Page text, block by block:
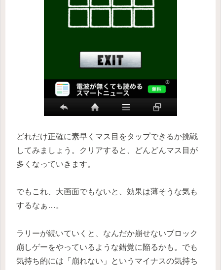
どれだけ正確に素早くマス目をタップできるか挑戦
してみましょう。クリアすると、どんどんマス目が
多くなっていきます。
でもこれ、大画面でもないと、効果は薄そうな気も
するなぁ…。
ラリーが続いていくと、なんだか崩せないブロック
崩しゲーをやっているような錯覚に陥るかも。でも
気持ち的には「崩れない」というマイナスの気持ち